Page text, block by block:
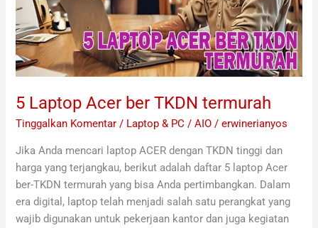
5 Laptop Acer ber TKDN termurah
Tinggalkan Komentar / Laptop & PC / AIO /erwinerianyos
Jika Anda mencari laptop ACER dengan TKDN tinggi dan
harga yang terjangkau, berikut adalah daftar 5 laptop Acer
ber-TKDN termurah yang bisa Anda pertimbangkan. Dalam
era digital, laptop telah menjadi salah satu perangkat yang
wajib digunakan untuk pekerjaan kantor dan juga kegiatan